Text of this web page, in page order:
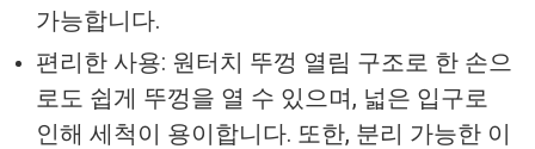
가능합니다.
편리한 사용: 원터치 뚜껑 열림 구조로 한 손으
로도 쉽게 뚜껑을 열 수 있으며, 넓은 입구로
인해 세척이 용이합니다. 또한, 분리 가능한 이